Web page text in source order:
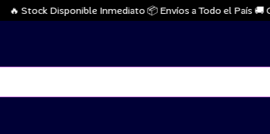
🔥 Stock Disponible Inmediato 📦 Envíos a Todo el País 🚚